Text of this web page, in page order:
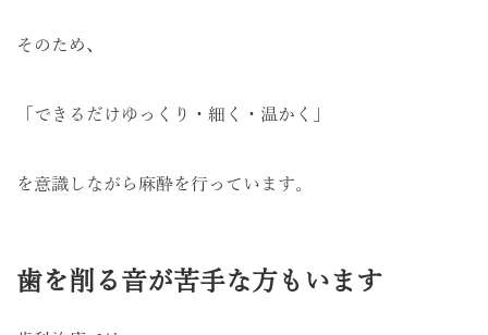
そのため、
「できるだけゆっくり・細く・温かく」
を意識しながら麻酔を行っています。
歯を削る音が苦手な方もいます